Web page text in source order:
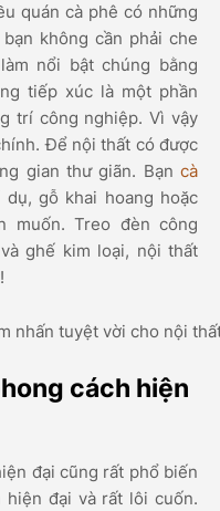
quán cà phê có những
không cần phải che
nổi bật chúng bằng
tiếp xúc là một phần
trí công nghiệp. Vì vậy
Để nội thất có được
gian thư giãn. Bạn cà
gỗ khai hoang hoặc
muốn. Treo đèn công
ghế kim loại, nội thất
nhấn tuyệt vời cho nội
cách hiện
đại cũng rất phổ biến
đại và rất lôi cuốn.